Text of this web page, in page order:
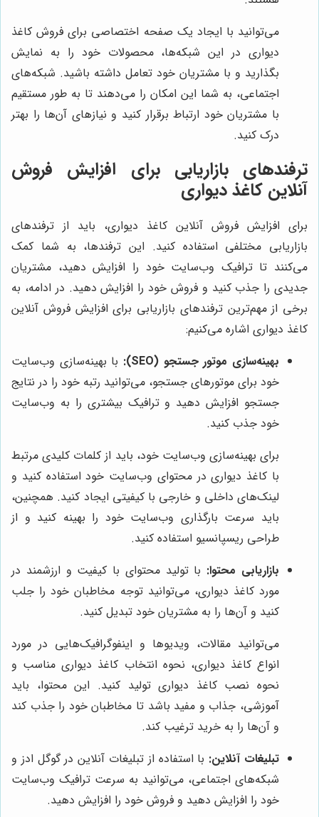
می‌توانید با ایجاد یک صفحه اختصاصی برای فروش کاغذ
دیواری در این شبکه‌ها، محصولات خود را به نمایش
بگذارید و با مشتریان خود تعامل داشته باشید. شبکه‌های
اجتماعی، به شما این امکان را می‌دهند تا به طور مستقیم
با مشتریان خود ارتباط برقرار کنید و نیازهای آن‌ها را بهتر
درک کنید.
ترفندهای بازاریابی برای افزایش فروش
آنلاین کاغذ دیواری
برای افزایش فروش آنلاین کاغذ دیواری، باید از ترفندهای
بازاریابی مختلفی استفاده کنید. این ترفندها، به شما کمک
می‌کنند تا ترافیک وب‌سایت خود را افزایش دهید، مشتریان
جدیدی را جذب کنید و فروش خود را افزایش دهید. در ادامه، به
برخی از مهم‌ترین ترفندهای بازاریابی برای افزایش فروش آنلاین
کاغذ دیواری اشاره می‌کنیم:
بهینه‌سازی موتور جستجو (SEO):
با بهینه‌سازی وب‌سایت
خود برای موتورهای جستجو، می‌توانید رتبه خود را در نتایج
جستجو افزایش دهید و ترافیک بیشتری را به وب‌سایت
خود جذب کنید.
برای بهینه‌سازی وب‌سایت خود، باید از کلمات کلیدی مرتبط
با کاغذ دیواری در محتوای وب‌سایت خود استفاده کنید و
لینک‌های داخلی و خارجی با کیفیتی ایجاد کنید. همچنین،
باید سرعت بارگذاری وب‌سایت خود را بهینه کنید و از
طراحی ریسپانسیو استفاده کنید.
بازاریابی محتوا: با تولید محتوای با کیفیت و ارزشمند در
مورد کاغذ دیواری، می‌توانید توجه مخاطبان خود را جلب
کنید و آن‌ها را به مشتریان خود تبدیل کنید.
می‌توانید مقالات، ویدیوها و اینفوگرافیک‌هایی در مورد
انواع کاغذ دیواری، نحوه انتخاب کاغذ دیواری مناسب و
نحوه نصب کاغذ دیواری تولید کنید. این محتوا، باید
آموزشی، جذاب و مفید باشد تا مخاطبان خود را جذب کند
و آن‌ها را به خرید ترغیب کند.
تبلیغات آنلاین: با استفاده از تبلیغات آنلاین در گوگل ادز و
شبکه‌های اجتماعی، می‌توانید به سرعت ترافیک وب‌سایت
خود را افزایش دهید و فروش خود را افزایش دهید.